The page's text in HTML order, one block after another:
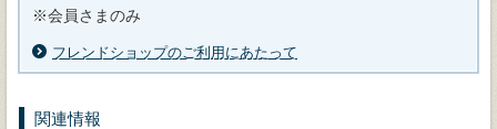
※会員さまのみ
フレンドショップのご利用にあたって
関連情報